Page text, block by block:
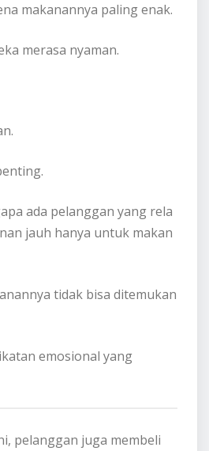
makanannya paling enak.
merasa nyaman.
ada pelanggan yang rela
jauh hanya untuk makan
tidak bisa ditemukan
emosional yang
pelanggan juga membeli